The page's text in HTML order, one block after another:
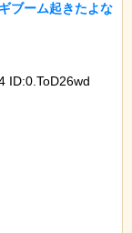
ブーム起きたよな
ID:0.ToD26wd